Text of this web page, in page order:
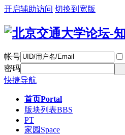
开启辅助访问 切换到宽版
帐号
密码
快捷导航
首页Portal
版块列表BBS
PT
家园 Space